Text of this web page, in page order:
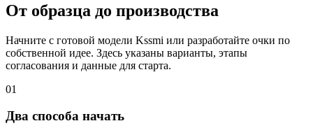
От образца до производства
Начните с готовой модели Kssmi или разработайте очки по
собственной идее. Здесь указаны варианты, этапы
согласования и данные для старта.
01
Два способа начать